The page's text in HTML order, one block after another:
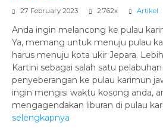
27 February 2023 2.762x Artikel
Anda ingin melancong ke pulau
Ya, memang untuk menuju pulau
harus menuju kota ukir Jepara.
Kartini sebagai salah satu
penyeberangan ke pulau karimun
ingin mengisi waktu kosong anda,
mengagendakan liburan di pulau
selengkapnya